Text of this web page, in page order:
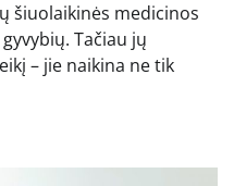
šiuolaikinės medicinos
Tačiau jų
– jie naikina ne tik